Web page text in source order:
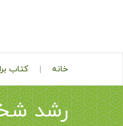
خانه کتاب
رشد